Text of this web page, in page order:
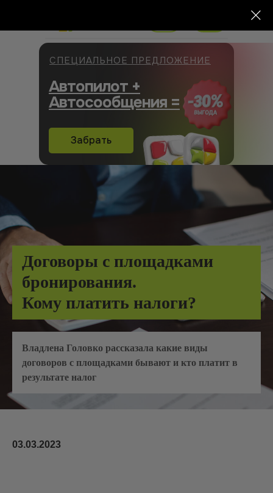
Автопилот +
Автосообщения =
СПЕЦИАЛЬНОЕ ПРЕДЛОЖЕНИЕ
Забрать
Договоры с площадками
бронирования.
Кому платить налоги?
Владлена Головко рассказала какие виды
договоров с площадками бывают и кто платит в
результате налог
03.03.2023